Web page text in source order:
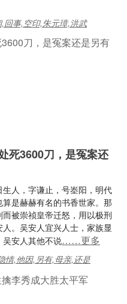
回事,空印,朱元璋,洪武
死3600刀，是冤案还
人，字谦止，号峚阳，明代
是赫赫有名的书香世家。那
被崇祯皇帝迁怒，用以极刑
。吴安人宜兴人士，家族显
安人其他不说……更多
情,他因,另有,母亲,还是